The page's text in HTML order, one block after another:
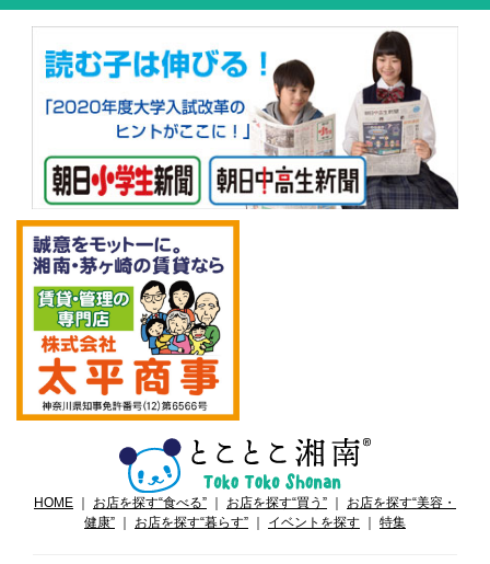
HOME お店を探す“食べる” お店を探す“買う”
お店を探す“美容・
健康”
お店を探す“暮らす” イベントを探す 特集